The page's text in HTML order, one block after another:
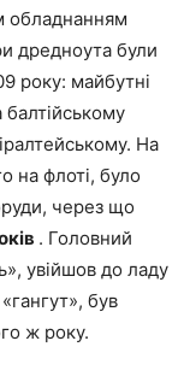
обладнанням
дредноута були
року: майбутні
балтійському
На
на флоті, було
через що
. Головний
увійшов до ладу
був
ж року.